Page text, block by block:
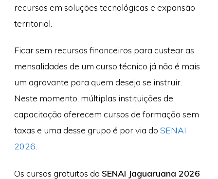
recursos em soluções tecnológicas e expansão
territorial.
Ficar sem recursos financeiros para custear as
mensalidades de um curso técnico já não é mais
um agravante para quem deseja se instruir.
Neste momento, múltiplas instituições de
capacitação oferecem cursos de formação sem
taxas e uma desse grupo é por via do SENAI
2026
Os cursos gratuitos do SENAI Jaguaruana 2026